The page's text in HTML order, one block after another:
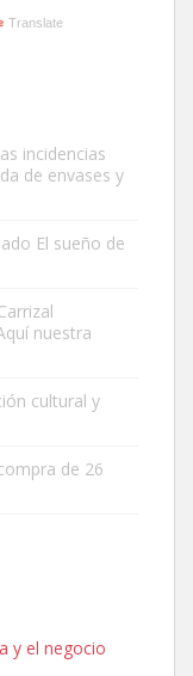
de un mes,
alemán,
Translate
incidencias
de envases y
El sueño de
nuestra
cultural y
de 26
y el negocio